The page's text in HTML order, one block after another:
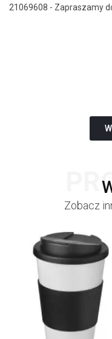
21069608 - Zapraszamy
Zobacz